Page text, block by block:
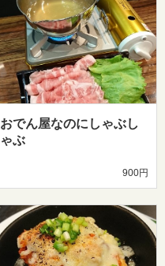
おでん屋なのにしゃぶし
ゃぶ
900円